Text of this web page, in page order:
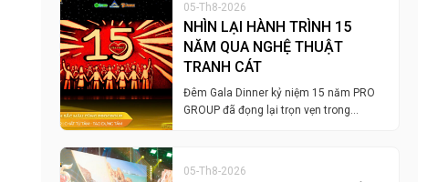
05-Th8-2026
NHÌN LẠI HÀNH TRÌNH 15
NĂM QUA NGHỆ THUẬT
TRANH CÁT
Đêm Gala Dinner kỷ niệm 15 năm PRO
GROUP đã đọng lại trọn vẹn trong…
05-Th8-2026